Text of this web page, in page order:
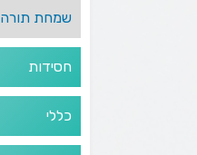
שמחת תורה
חסידות
כללי